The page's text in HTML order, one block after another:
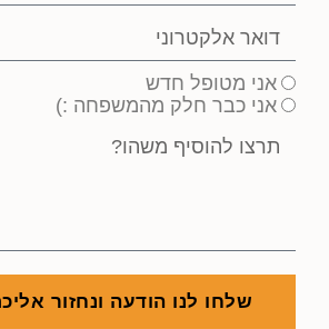
אני מטופל חדש
אני כבר חלק מהמשפחה :)
שלחו לנו הודעה ונחזור